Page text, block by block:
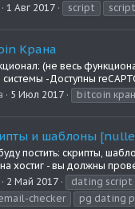
1 Авг 2017 script
Крана
(не весь
системы -Доступны
5 Июл 2017 bitcoin кран
и шаблоны
постить: скрипты,
хостиг - вы должны
2 Май 2017 dating script
checker
pg dating